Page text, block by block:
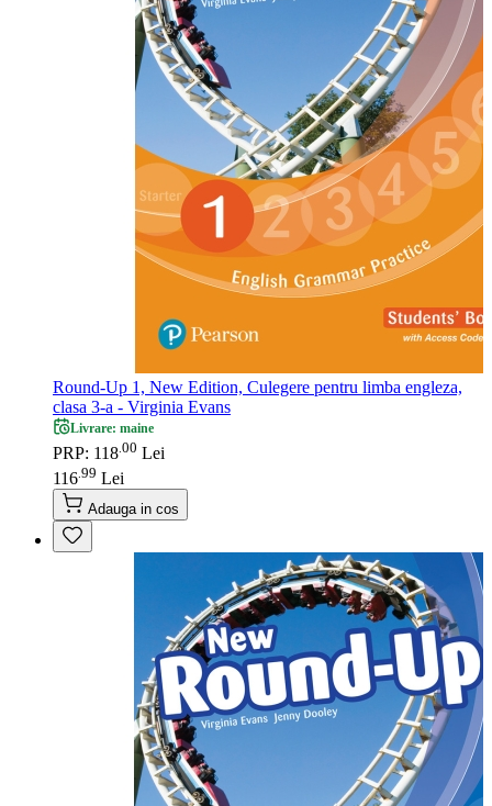
Round-Up 1, New Edition, Culegere pentru limba engleza,
clasa 3-a - Virginia Evans
Livrare: maine
PRP: 118 00 Lei
116 99 Lei
Adauga in cos